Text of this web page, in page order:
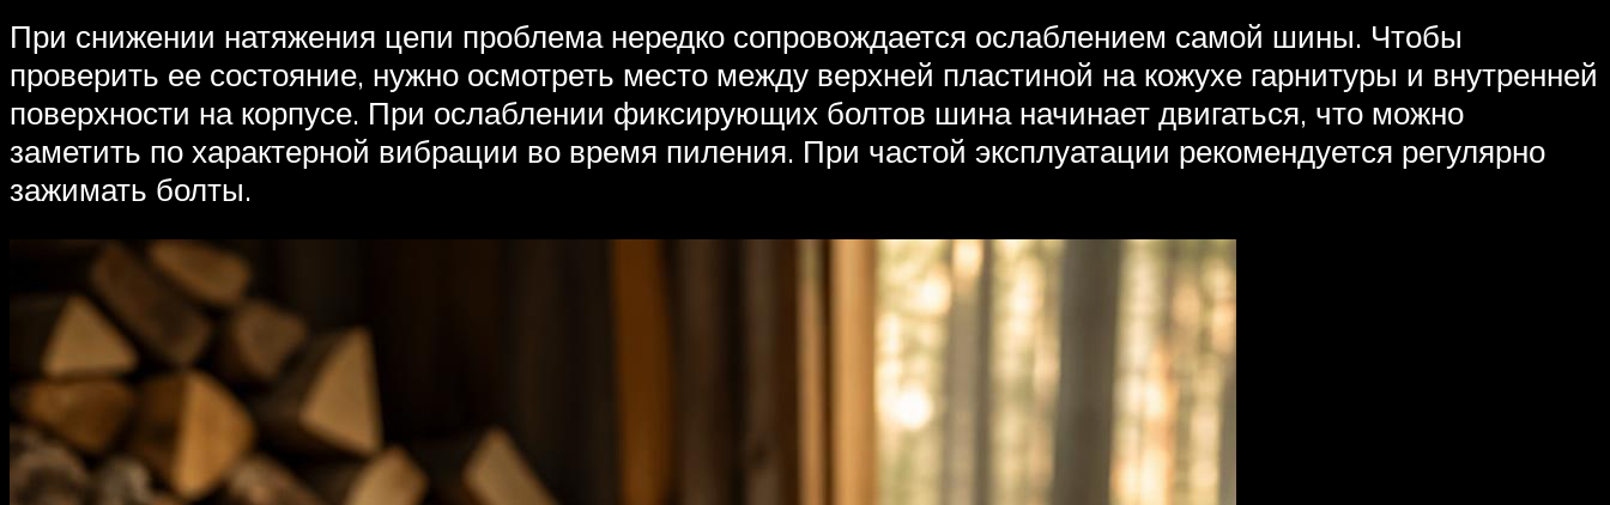
При снижении натяжения цепи проблема нередко сопровождается ослаблением самой шины. Чтобы
проверить ее состояние, нужно осмотреть место между верхней пластиной на кожухе гарнитуры и внутренней
поверхности на корпусе. При ослаблении фиксирующих болтов шина начинает двигаться, что можно
заметить по характерной вибрации во время пиления. При частой эксплуатации рекомендуется регулярно
зажимать болты.